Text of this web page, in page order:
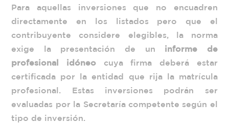
Para aquellas inversiones que no encuadren
directamente en los listados pero que el
contribuyente considere elegibles, la norma
exige la presentación de un informe de
profesional idóneo cuya firma deberá estar
certificada por la entidad que rija la matrícula
profesional. Estas inversiones podrán ser
evaluadas por la Secretaría competente según el
tipo de inversión.